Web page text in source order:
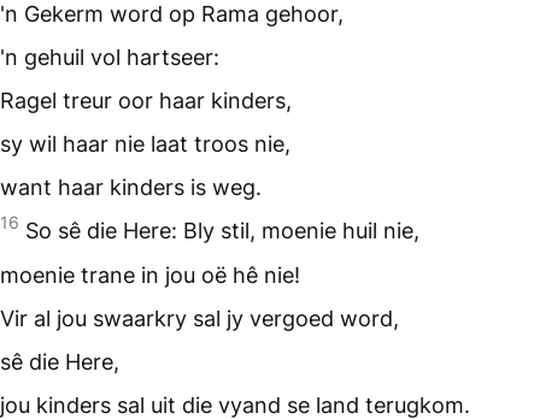
'n Gekerm word op Rama gehoor,
'n gehuil vol hartseer:
Ragel treur oor haar kinders,
sy wil haar nie laat troos nie,
want haar kinders is weg.
16 So sê die Here: Bly stil, moenie huil nie,
moenie trane in jou oë hê nie!
Vir al jou swaarkry sal jy vergoed word,
sê die Here,
jou kinders sal uit die vyand se land terugkom.